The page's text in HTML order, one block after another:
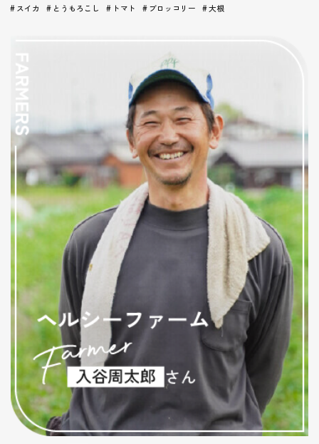
スイカ とうもろこし トマト ブロッコリー 大根